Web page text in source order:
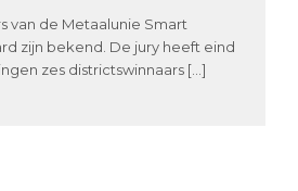
van de Metaalunie Smart
zijn bekend. De jury heeft eind
zes districtswinnaars […]